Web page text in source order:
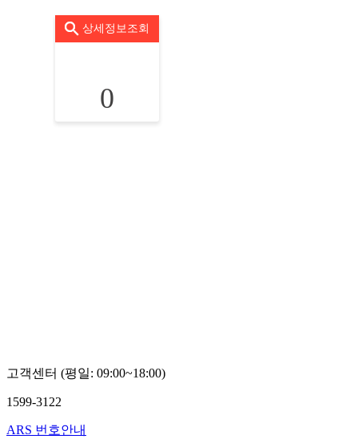
상세정보조회
0
고객센터 (평일: 09:00~18:00)
1599-3122
ARS 번호안내